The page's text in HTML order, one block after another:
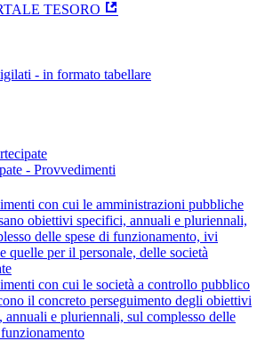
TESORO
- in formato tabellare
- Provvedimenti
con cui le amministrazioni pubbliche
obiettivi specifici, annuali e pluriennali,
delle spese di funzionamento, ivi
quelle per il personale, delle società
con cui le società a controllo pubblico
il concreto perseguimento degli obiettivi
annuali e pluriennali, sul complesso delle